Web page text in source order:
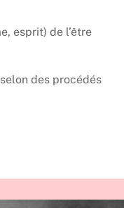
esprit) de l’être
des procédés